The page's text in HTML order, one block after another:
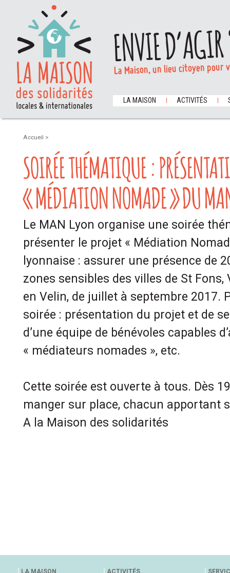
ENVIE
La Maison, un lieu citoyen
LA MAISON ACTIVITÉS
Accueil >
SOIRÉE THÉMATIQUE :
« MÉDIATION NOMADE » DU
Le MAN Lyon organise une soirée
présenter le projet « Médiation
lyonnaise : assurer une présence de
zones sensibles des villes de St Fons,
en Velin, de juillet à septembre 2017.
soirée : présentation du projet et de
d’une équipe de bénévoles capables
« médiateurs nomades », etc.
Cette soirée est ouverte à tous. Dès
manger sur place, chacun apportant
A la Maison des solidarités
LA MAISON
ACTIVITÉS